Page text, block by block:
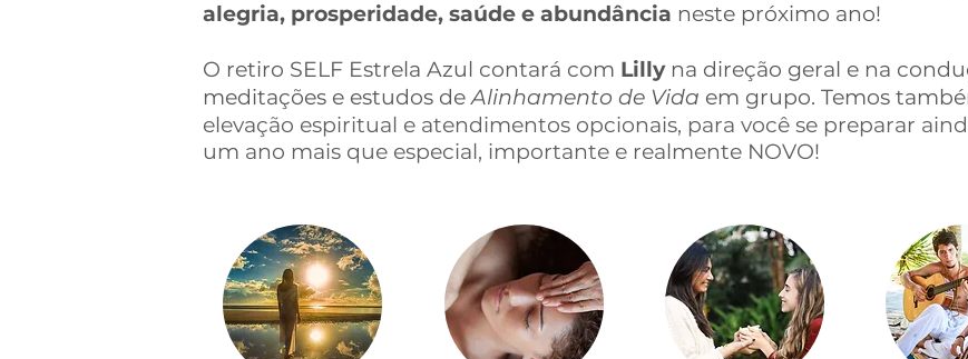
alegria, prosperidade, saúde e abundância neste próximo ano!
O retiro SELF Estrela Azul contará com Lilly na direção geral e na
meditações e estudos deAlinhamento de Vida em grupo. Temos
elevação espiritual e atendimentos opcionais, para você se preparar
um ano mais que especial, importante e realmente NOVO!